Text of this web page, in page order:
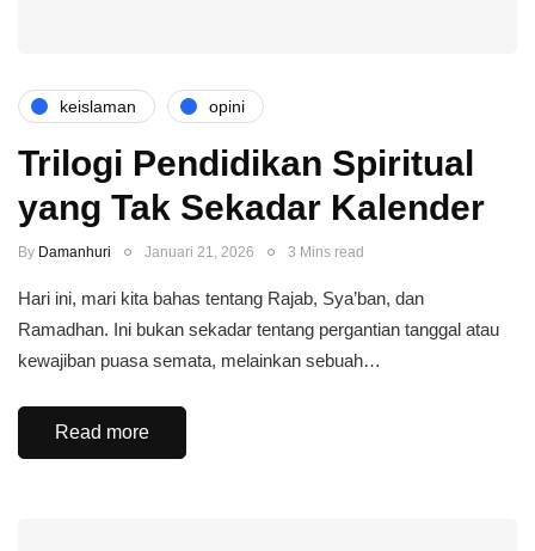
keislaman opini
Trilogi Pendidikan Spiritual
yang Tak Sekadar Kalender
By Damanhuri Januari 21, 2026 3 Mins read
Hari ini, mari kita bahas tentang Rajab, Sya’ban, dan
Ramadhan. Ini bukan sekadar tentang pergantian tanggal atau
kewajiban puasa semata, melainkan sebuah…
Read more